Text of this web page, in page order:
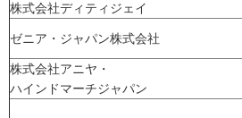
株式会社ディティジェイ
ゼニア・ジャパン株式会社
株式会社アニヤ・
ハインドマーチジャパン